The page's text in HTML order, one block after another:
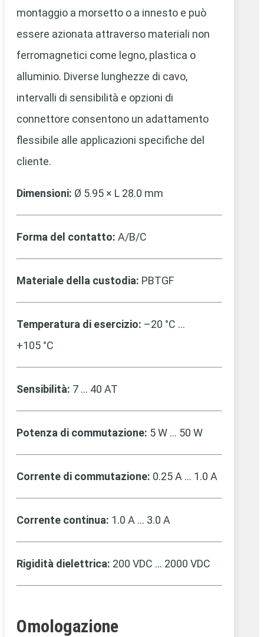
montaggio a morsetto o a innesto e può
essere azionata attraverso materiali non
ferromagnetici come legno, plastica o
alluminio. Diverse lunghezze di cavo,
intervalli di sensibilità e opzioni di
connettore consentono un adattamento
flessibile alle applicazioni specifiche del
cliente.
Dimensioni: Ø 5.95 × L 28.0 mm
Forma del contatto: A/B/C
Materiale della custodia: PBTGF
Temperatura di esercizio: –20 °C …
+105 °C
Sensibilità: 7 … 40 AT
Potenza di commutazione: 5 W … 50 W
Corrente di commutazione: 0.25 A … 1.0 A
Corrente continua: 1.0 A … 3.0 A
Rigidità dielettrica: 200 VDC … 2000 VDC
Omologazione